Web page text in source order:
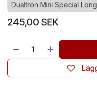
Dualtron Mini Special
245,00 SEK